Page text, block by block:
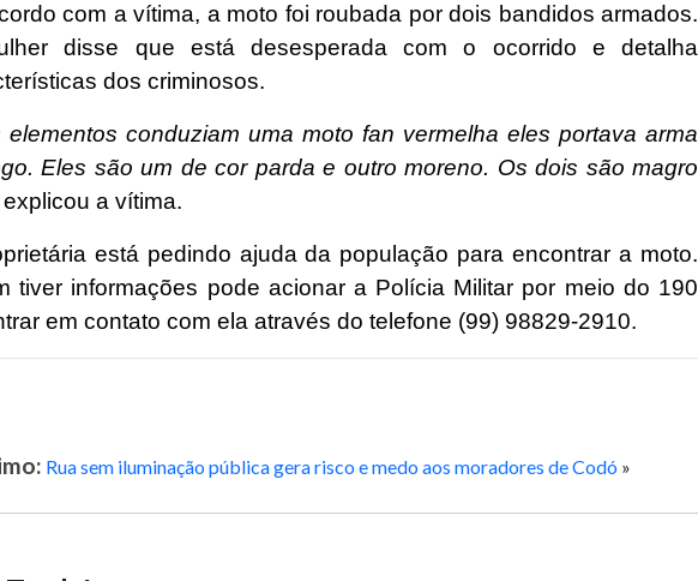
com a vítima, a moto foi roubada por dois bandidos armados.
disse que está desesperada com o ocorrido e detalha
dos criminosos.
elementos conduziam uma moto fan vermelha eles portava arma
Eles são um de cor parda e outro moreno. Os dois são magro
explicou a vítima.
está pedindo ajuda da população para encontrar a moto.
tiver informações pode acionar a Polícia Militar por meio do 190
em contato com ela através do telefone (99) 98829-2910.
Rua sem iluminação pública gera risco e medo aos moradores de Codó »